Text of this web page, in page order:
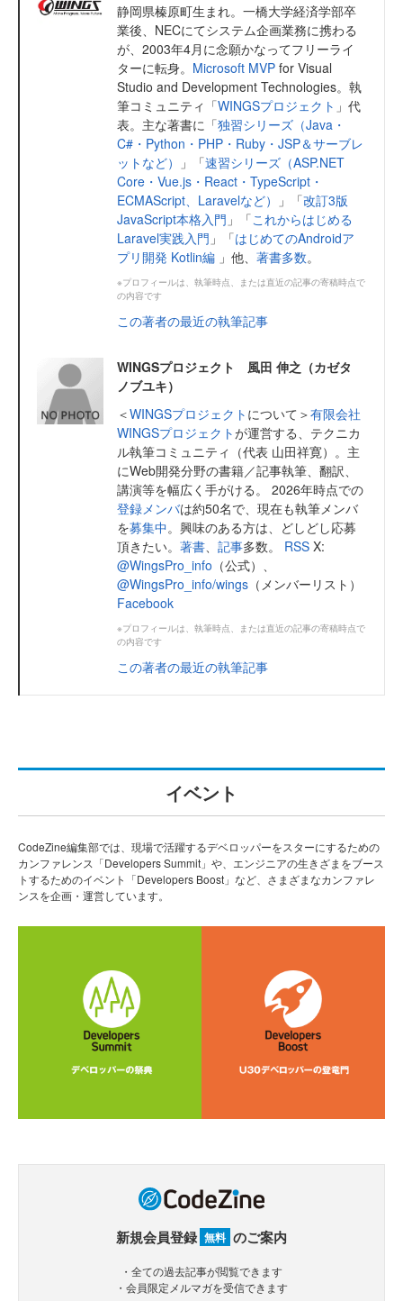
静岡県榛原町生まれ。一橋大学経済学部卒
業後、NECにてシステム企画業務に携わる
が、2003年4月に念願かなってフリーライ
ターに転身。 Microsoft MVP for Visual
Studio and Development Technologies。執
筆コミュニティ「WINGSプロジェクト 」代
表。主な著書に「独習シリーズ（Java・
C#・Python・PHP・Ruby・JSP＆サーブレ
ットなど）
」「速習シリーズ（ASP.NET
Core・Vue.js・React・TypeScript・
ECMAScript、Laravelなど）
」「改訂3版
JavaScript本格入門 」「これからはじめる
Laravel実践入門 」「はじめてのAndroidア
プリ開発 Kotlin編 」他、 著書多数。
※プロフィールは、執筆時点、または直近の記事の寄稿時点で
の内容です
この著者の最近の執筆記事
WINGSプロジェクト 風田 伸之（カゼタ
ノブユキ）
＜WINGSプロジェクト について＞有限会社
WINGSプロジェクトが運営する、テクニカ
ル執筆コミュニティ（代表 山田祥寛）。主
にWeb開発分野の書籍／記事執筆、翻訳、
講演等を幅広く手がける。 2026年時点での
登録メンバは約50名で、現在も執筆メンバ
を募集中。興味のある方は、どしどし応募
頂きたい。 著書 記事多数。 RSS X:
@WingsPro_info （公式）、
@WingsPro_info/wings （メンバーリスト）
Facebook
※プロフィールは、執筆時点、または直近の記事の寄稿時点で
の内容です
この著者の最近の執筆記事
イベント
CodeZine編集部では、現場で活躍するデベロッパーをスターにするための
カンファレンス「Developers Summit」や、エンジニアの生きざまをブース
トするためのイベント「Developers Boost」など、さまざまなカンファレ
ンスを企画・運営しています。
新規会員登録 無料 のご案内
・全ての過去記事が閲覧できます
・会員限定メルマガを受信できます